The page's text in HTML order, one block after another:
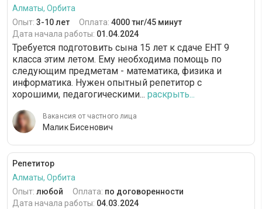
Алматы, Орбита
Опыт: 3-10 лет Оплата: 4000 тнг/45 минут
Дата начала работы: 01.04.2024
Требуется подготовить сына 15 лет к сдаче ЕНТ 9
класса этим летом. Ему необходима помощь по
следующим предметам - математика, физика и
информатика. Нужен опытный репетитор с
хорошими, педагогическими... раскрыть...
Вакансия от частного лица
Малик Бисенович
Репетитор
Алматы, Орбита
Опыт: любой Оплата: по договоренности
Дата начала работы: 04.03.2024